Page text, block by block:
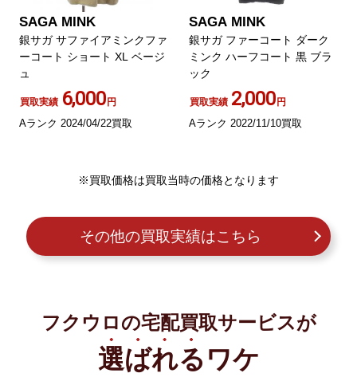
SAGA MINK
銀サガ サファイアミンクファ
ーコート ショート XL ベージ
ュ
買取実績 6,000円
Aランク 2024/04/22買取
SAGA MINK
銀サガ ファーコート ダーク
ミンク ハーフコート 黒 ブラ
ック
買取実績 2,000円
Aランク 2022/11/10買取
※買取価格は買取当時の価格となります
その他の買取実績はこちら
フクウロの宅配買取サービスが
選ばれる ワケ